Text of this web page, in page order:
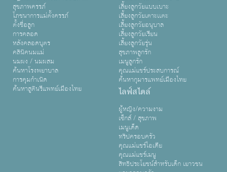
สุขภาพครรภ์
โภชนาการแม่ตั้งครรภ์
ตั้งชื่อลูก
การคลอด
หลังคลอดบุตร
คลินิคนมแม่
นมผง / นมผสม
ค้นหาโรงพยาบาล
การคุมกำเนิด
ค้นหาสูตินรีแพทย์เมืองไทย
เลี้ยงลูกวัยแบบเบาะ
เลี้ยงลูกวัยเตาะเเตะ
เลี้ยงลูกวัยอนุบาล
เลี้ยงลูกวัยเรียน
เลี้ยงลูกวัยรุ่น
สุขภาพลูกรัก
เมนูลูกรัก
คุณแม่แชร์ประสบการณ์
ค้นหากุมารแพทย์เมืองไทย
ไลฟ์สไตล์
ผู้หญิง/ความงาม
เซ็กส์ / สุขภาพ
เมนูเด็ด
ทริปครอบครัว
คุณแม่แชร์ไอเดีย
คุณแม่แชร์เมนู
สิทธิประโยชน์สำหรับเด็ก เยาวชน